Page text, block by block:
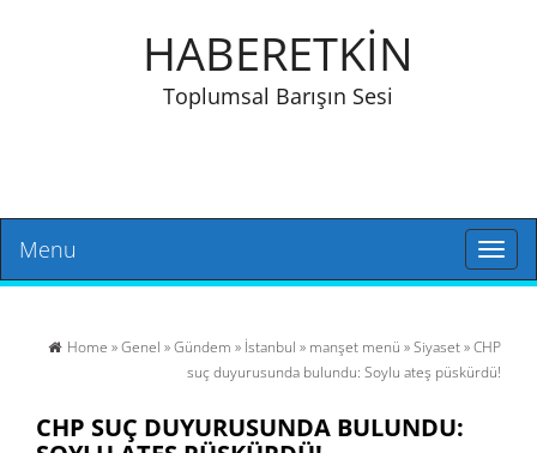
HABERETKİN
Toplumsal Barışın Sesi
Toggle
Menu
Home »Genel »Gündem » İstanbul » manşet menü »Siyaset» CHP
suç duyurusunda bulundu: Soylu ateş püskürdü!
CHP SUÇ DUYURUSUNDA BULUNDU: